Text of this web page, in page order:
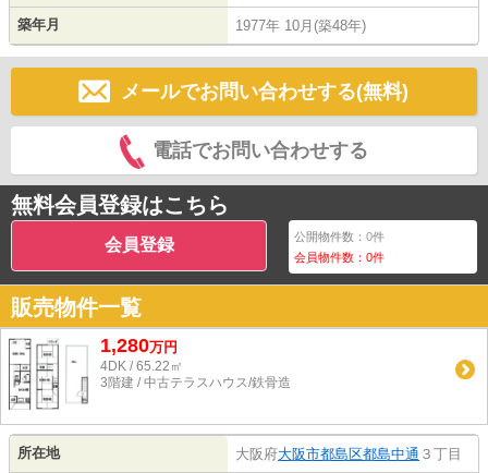
築年月 1977年 10月(築48年)
メールでお問い合わせする(無料)
電話でお問い合わせする
無料会員登録はこちら
会員登録 公開物件数：0件
会員物件数：0件
販売物件一覧
1,280万円
4DK / 65.22㎡
3階建 / 中古テラスハウス/鉄骨造
所在地 大阪府大阪市都島区都島中通 ３丁目